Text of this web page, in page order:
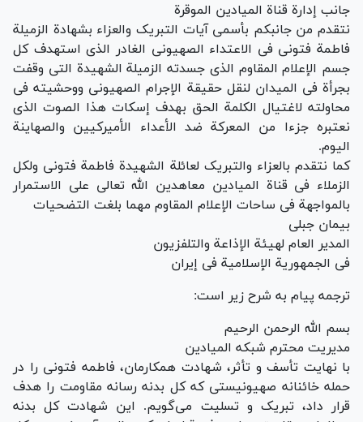
جانب إدارة قناة المیادین الموقرة
نتقدم من جانبکم بأسمی آیات التبریک والعزاء بشهادة الزمیلة
فاطمة فتونی فی الاعتداء الصهیونی الغادر الذی استهدف کل
جسم الإعلام المقاوم الذی جسدته الزمیلة الشهیدة التی وقفت
بجرأة فی المیدان لنقل حقیقة الإجرام الصهیونی ووحشیته فی
محاولته لاغتیال الکلمة الحق بهدف إسکات هذا الصوت الذی
نعتبره جزءا من المعرکة ضد الأعداء الأمیرکیین والصهاینة
الیوم.
کما نتقدم بالعزاء والتبریک لعائلة الشهیدة فاطمة فتونی ولکل
الزملاء فی قناة المیادین معاهدین الله تعالی علی الاستمرار
بالمواجهة فی ساحات الإعلام المقاوم مهما بلغت التضحیات
بیمان جبلی
المدیر العام لهیئة الإذاعة والتلفزیون
فی الجمهوریة الإسلامیة فی إیران
ترجمه پیام به شرح زیر است:
بسم الله الرحمن الرحیم
مدیریت محترم شبکه المیادین
با نهایت تأسف و تأثر، شهادت همکارمان، فاطمه فتونی را در
حمله خائنانه صهیونیستی که کل بدنه رسانه مقاومت را هدف
قرار داد، تبریک و تسلیت می‌گویم. این شهادت کل بدنه